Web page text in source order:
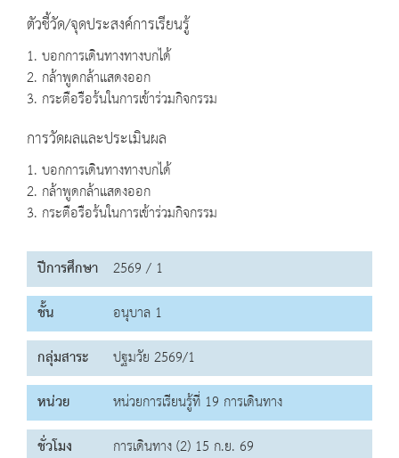
ตัวชี้วัด/จุดประสงค์การเรียนรู้
1. บอกการเดินทางทางบกได้
2. กล้าพูดกล้าแสดงออก
3. กระตือรือร้นในการเข้าร่วมกิจกรรม
การวัดผลและประเมินผล
1. บอกการเดินทางทางบกได้
2. กล้าพูดกล้าแสดงออก
3. กระตือรือร้นในการเข้าร่วมกิจกรรม
ปีการศึกษา 2569 / 1
ชั้น
อนุบาล 1
กลุ่มสาระ
ปฐมวัย 2569/1
หน่วย
หน่วยการเรียนรู้ที่ 19 การเดินทาง
ชั่วโมง
การเดินทาง (2) 15 ก.ย. 69